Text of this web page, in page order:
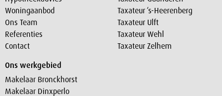
Woningaanbod
Ons Team
Referenties
Contact
Taxateur ‘s-Heerenberg
Taxateur Ulft
Taxateur Wehl
Taxateur Zelhem
Ons werkgebied
Makelaar Bronckhorst
Makelaar Dinxperlo